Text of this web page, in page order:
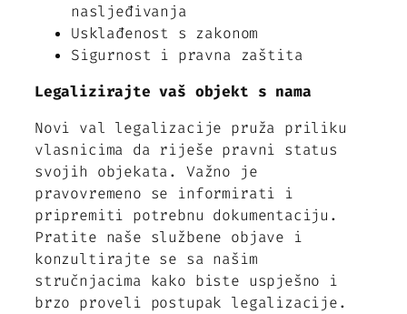
nasljeđivanja
Usklađenost s zakonom
Sigurnost i pravna zaštita
Legalizirajte vaš objekt s nama
Novi val legalizacije pruža priliku
vlasnicima da riješe pravni status
svojih objekata. Važno je
pravovremeno se informirati i
pripremiti potrebnu dokumentaciju.
Pratite naše službene objave i
konzultirajte se sa našim
stručnjacima kako biste uspješno i
brzo proveli postupak legalizacije.